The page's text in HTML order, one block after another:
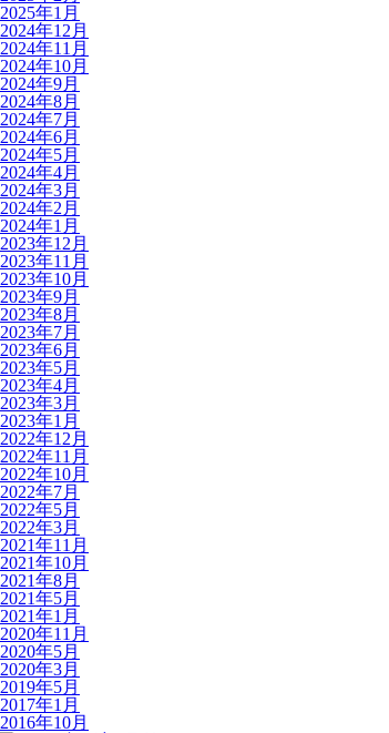
2025年1月
2024年12月
2024年11月
2024年10月
2024年9月
2024年8月
2024年7月
2024年6月
2024年5月
2024年4月
2024年3月
2024年2月
2024年1月
2023年12月
2023年11月
2023年10月
2023年9月
2023年8月
2023年7月
2023年6月
2023年5月
2023年4月
2023年3月
2023年1月
2022年12月
2022年11月
2022年10月
2022年7月
2022年5月
2022年3月
2021年11月
2021年10月
2021年8月
2021年5月
2021年1月
2020年11月
2020年5月
2020年3月
2019年5月
2017年1月
2016年10月